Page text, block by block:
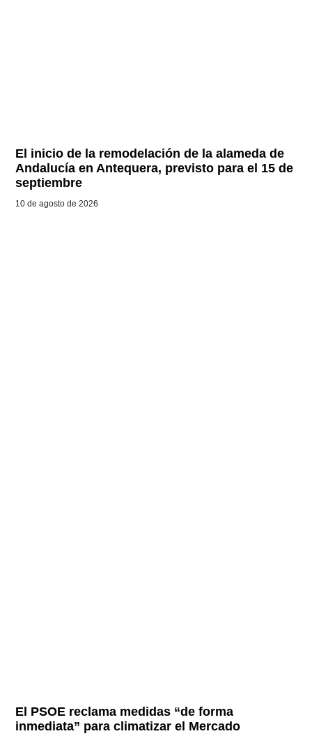
El inicio de la remodelación de la alameda de
Andalucía en Antequera, previsto para el 15 de
septiembre
10 de agosto de 2026
El PSOE reclama medidas “de forma
inmediata” para climatizar el Mercado